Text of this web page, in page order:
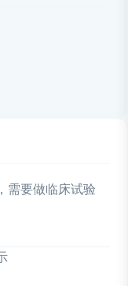
需要做临床试验